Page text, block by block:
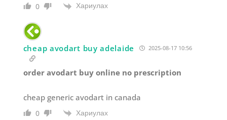
0 Хариулах
cheap avodart buy adelaide 2025-08-17 10:56
order avodart buy online no prescription
cheap generic avodart in canada
0 Хариулах